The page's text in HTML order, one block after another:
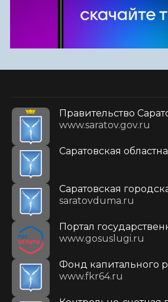
Правительство
www.saratov.gov.ru
Саратовская
Саратовская
saratovduma.ru
Портал
www.gosuslugi.ru
Фонд капитального
www.fkr64.ru